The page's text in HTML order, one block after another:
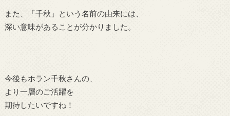
また、「千秋」という名前の由来には、
深い意味があることが分かりました。
今後もホラン千秋さんの、
より一層のご活躍を
期待したいですね！